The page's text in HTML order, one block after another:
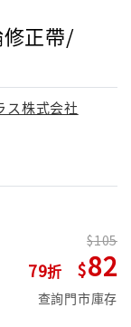
修正帶/
ス株式会社
79
105
82
查詢門市庫存